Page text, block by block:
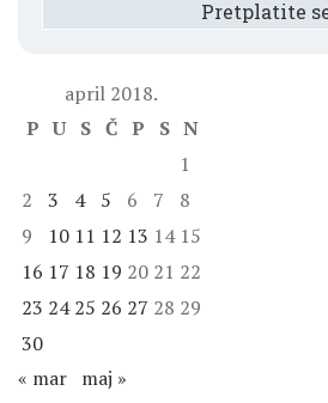
april 2018.
P U S Č P S N
1
2
3 4 5 6 7
8
9
10 11 12 13 14 15
16 17 18 19 20 21 22
23 24 25 26 27 28 29
30
« mar maj »